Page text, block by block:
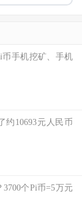
手机挖矿、手机
约10693元人民币
个Pi币=5万元